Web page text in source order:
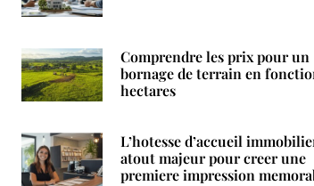
Comprendre les prix pour un
bornage de terrain en
hectares
L’hotesse d’accueil
atout majeur pour creer une
premiere impression